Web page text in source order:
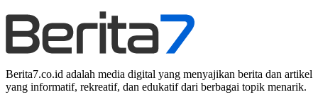
Berita7.co.id adalah media digital yang menyajikan berita dan artikel
yang informatif, rekreatif, dan edukatif dari berbagai topik menarik.